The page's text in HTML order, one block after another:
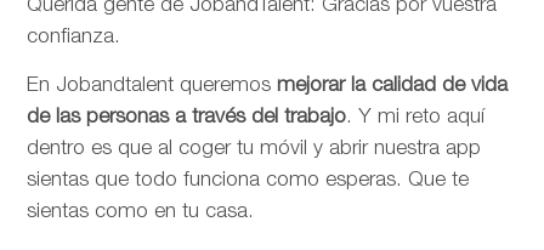
Querida gente de JobandTalent: Gracias por vuestra
confianza.
En Jobandtalent queremos mejorar la calidad de vida
de las personas a través del trabajo. Y mi reto aquí
dentro es que al coger tu móvil y abrir nuestra app
sientas que todo funciona como esperas. Que te
sientas como en tu casa.